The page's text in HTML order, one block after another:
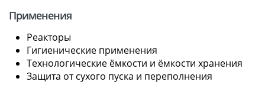
Применения
Реакторы
Гигиенические применения
Технологические ёмкости и ёмкости хранения
Защита от сухого пуска и переполнения